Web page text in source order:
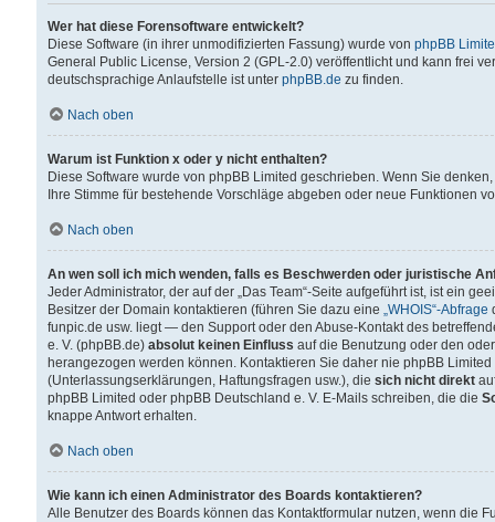
Wer hat diese Forensoftware entwickelt?
Diese Software (in ihrer unmodifizierten Fassung) wurde von phpBB
General Public License, Version 2 (GPL-2.0) veröffentlicht und kann frei
deutschsprachige Anlaufstelle ist unter phpBB.de zu finden.
Nach oben
Warum ist Funktion x oder y nicht enthalten?
Diese Software wurde von phpBB Limited geschrieben. Wenn Sie
Ihre Stimme für bestehende Vorschläge abgeben oder neue Funktionen
Nach oben
An wen soll ich mich wenden, falls es Beschwerden oder juristische
Jeder Administrator, der auf der „Das Team“-Seite aufgeführt ist, ist ein
Besitzer der Domain kontaktieren (führen Sie dazu eine „WHOIS“-Abfrage
funpic.de usw. liegt — den Support oder den Abuse-Kontakt des
e. V. (phpBB.de) absolut keinen Einfluss auf die Benutzung oder den
herangezogen werden können. Kontaktieren Sie daher nie phpBB
(Unterlassungserklärungen, Haftungsfragen usw.), die sich nicht direkt
phpBB Limited oder phpBB Deutschland e. V. E-Mails schreiben, die die
knappe Antwort erhalten.
Nach oben
Wie kann ich einen Administrator des Boards kontaktieren?
Alle Benutzer des Boards können das Kontaktformular nutzen, wenn die